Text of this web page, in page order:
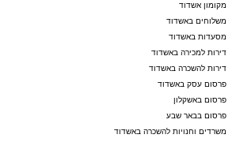
מקומון אשדוד
משלוחים באשדוד
מסעדות באשדוד
דירות למכירה באשדוד
דירות להשכרה באשדוד
פרסום עסק באשדוד
פרסום באשקלון
פרסום בבאר שבע
משרדים וחנויות להשכרה באשדוד